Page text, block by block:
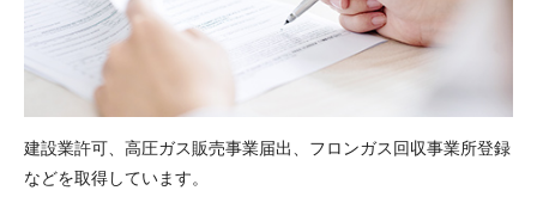
建設業許可、高圧ガス販売事業届出、フロンガス回収事業所登録
などを取得しています。